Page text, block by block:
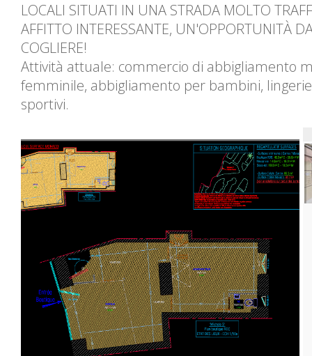
LOCALI SITUATI IN UNA STRADA MOLTO
AFFITTO INTERESSANTE, UN'OPPORTUNITÀ
COGLIERE!
Attività attuale: commercio di abbigliamento
femminile, abbigliamento per bambini,
sportivi.